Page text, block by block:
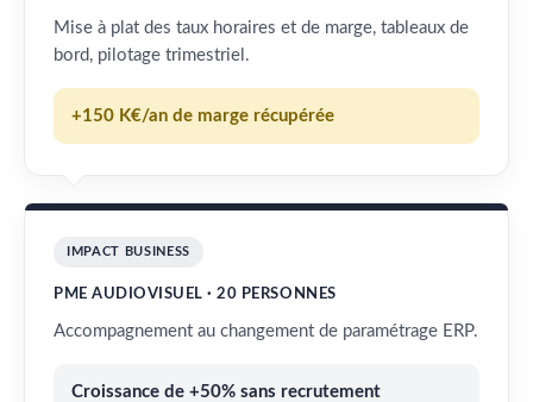
Mise à plat des taux horaires et de marge, tableaux de
bord, pilotage trimestriel.
+150 K€/an de marge récupérée
IMPACT BUSINESS
PME AUDIOVISUEL · 20 PERSONNES
Accompagnement au changement de paramétrage ERP.
Croissance de +50% sans recrutement